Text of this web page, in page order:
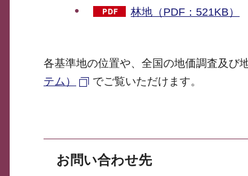
林地（PDF：521KB）
各基準地の位置や、全国の地価調査及び
テム）
でご覧いただけます。
お問い合わせ先